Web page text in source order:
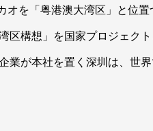
オを「粤港澳大湾区」と位
区構想」を国家プロジェク
業が本社を置く深圳は、世